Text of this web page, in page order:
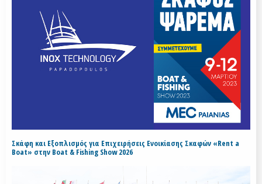
Σκάφη και Εξοπλισμός για Επιχειρήσεις Ενοικίασης Σκαφών «Rent a
Boat» στην Boat & Fishing Show 2026